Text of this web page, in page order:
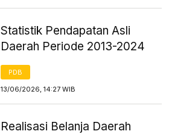
Statistik Pendapatan Asli
Daerah Periode 2013-2024
PDB
13/06/2026, 14:27 WIB
Realisasi Belanja Daerah